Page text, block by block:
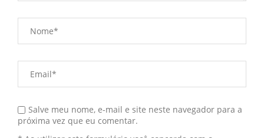
Salve meu nome, e-mail e site neste navegador para a
próxima vez que eu comentar.